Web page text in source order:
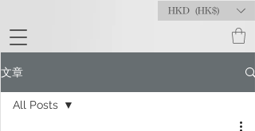
HKD (HK$)
文章
All Posts